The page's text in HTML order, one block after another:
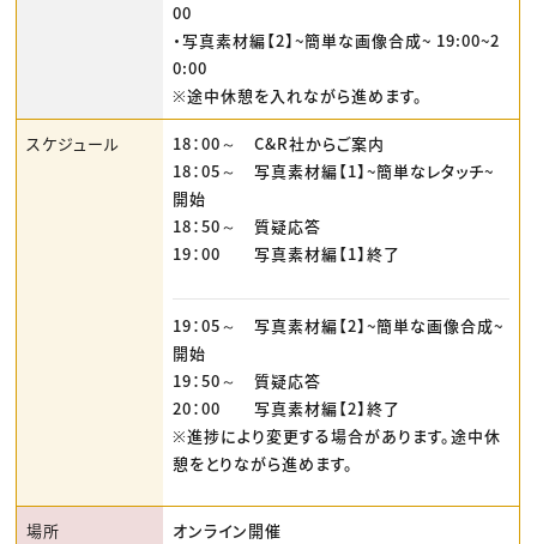
00
・写真素材編【2】~簡単な画像合成~ 19:00~2
0:00
※途中休憩を入れながら進めます。
スケジュール
18：00～ C&R社からご案内
18：05～ 写真素材編【1】~簡単なレタッチ~
開始
18：50～ 質疑応答
19：00 写真素材編【1】終了
19：05～ 写真素材編【2】~簡単な画像合成~
開始
19：50～ 質疑応答
20：00 写真素材編【2】終了
※進捗により変更する場合があります。途中休
憩をとりながら進めます。
場所 オンライン開催